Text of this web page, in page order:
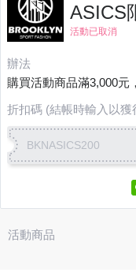
ASICS
活動已取消
辦法
購買活動商品滿3,000元
折扣碼 (結帳時輸入以獲
BKNASICS200
活動商品